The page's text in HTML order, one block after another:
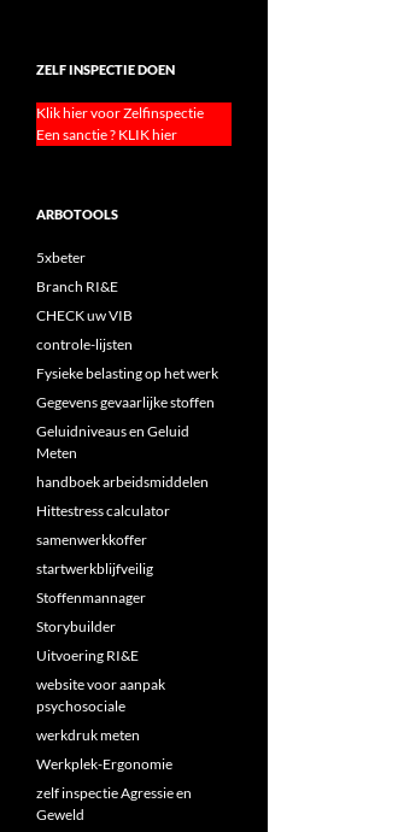
ZELF INSPECTIE DOEN
Klik hier voor Zelfinspectie
Een sanctie ? KLIK hier
ARBOTOOLS
5xbeter
Branch RI&E
CHECK uw VIB
controle-lijsten
Fysieke belasting op het werk
Gegevens gevaarlijke stoffen
Geluidniveaus en Geluid
Meten
handboek arbeidsmiddelen
Hittestress calculator
samenwerkkoffer
startwerkblijfveilig
Stoffenmannager
Storybuilder
Uitvoering RI&E
website voor aanpak
psychosociale
werkdruk meten
Werkplek-Ergonomie
zelf inspectie Agressie en
Geweld